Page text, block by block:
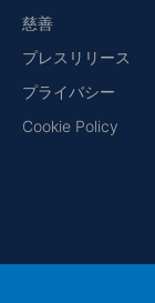
慈善
プレスリリース
プライバシー
Cookie Policy